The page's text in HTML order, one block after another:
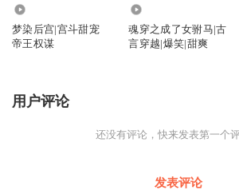
梦染后宫|宫斗甜宠
帝王权谋
魂穿之成了女驸马|古
言穿越|爆笑|甜爽
用户评论
还没有评论，快来发表第一个评
发表评论